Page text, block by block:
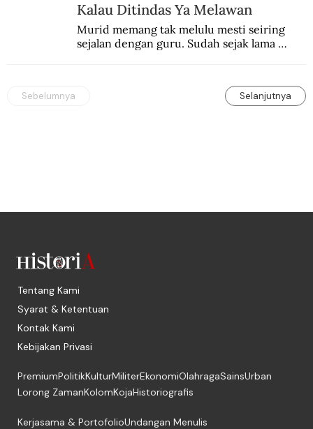
Kalau Ditindas Ya Melawan
Murid memang tak melulu mesti seiring
sejalan dengan guru. Sudah sejak lama
Sebelumnya Selanjutnya
Tentang Kami
Syarat & Ketentuan
Kontak Kami
Kebijakan Privasi
PremiumPolitikKulturMiliterEkonomiOlahragaSainsUrban
Lorong ZamanKolomKojaHistoriografis
Kerjasama & PortofolioUndangan Menulis